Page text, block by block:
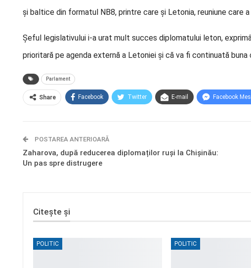
și baltice din formatul NB8, printre care și Letonia, reuniune care
Șeful legislativului i-a urat mult succes diplomatului leton,
prioritară pe agenda externă a Letoniei și că va fi continuată
Parlament
Share Facebook Twitter E-mail Facebook
POSTAREA ANTERIOARĂ
Zaharova, după reducerea diplomaților ruși la Chișinău:
Un pas spre distrugere
Citește și
POLITIC POLITIC